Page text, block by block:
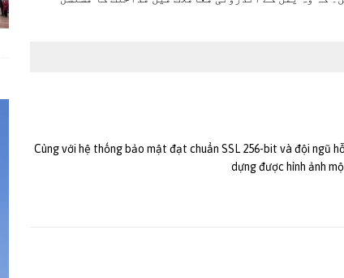
Cùng với hệ thống bảo mật đạt chuẩn SSL 256-bit và đội ngũ
dựng được hình ảnh